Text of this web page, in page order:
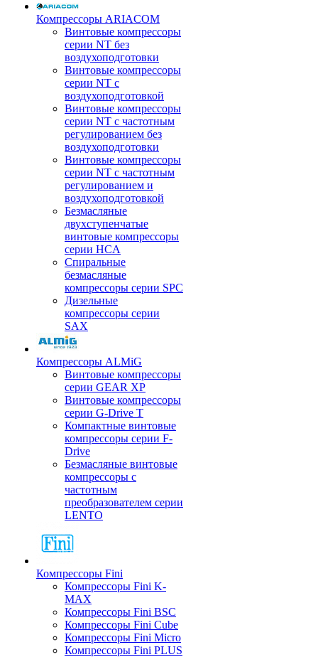
Компрессоры ARIACOM
Винтовые компрессоры
серии NT без
воздухоподготовки
Винтовые компрессоры
серии NT c
воздухоподготовкой
Винтовые компрессоры
серии NT с частотным
регулированием без
воздухоподготовки
Винтовые компрессоры
серии NT с частотным
регулированием и
воздухоподготовкой
Безмасляные
двухступенчатые
винтовые компрессоры
серии HCA
Спиральные
безмасляные
компрессоры серии SPC
Дизельные
компрессоры серии
SAX
Компрессоры ALMiG
Винтовые компрессоры
серии GEAR XP
Винтовые компрессоры
серии G-Drive T
Компактные винтовые
компрессоры серии F-
Drive
Безмасляные винтовые
компрессоры с
частотным
преобразователем серии
LENTO
Компрессоры Fini
Компрессоры Fini K-
MAX
Компрессоры Fini BSC
Компрессоры Fini Cube
Компрессоры Fini Micro
Компрессоры Fini PLUS